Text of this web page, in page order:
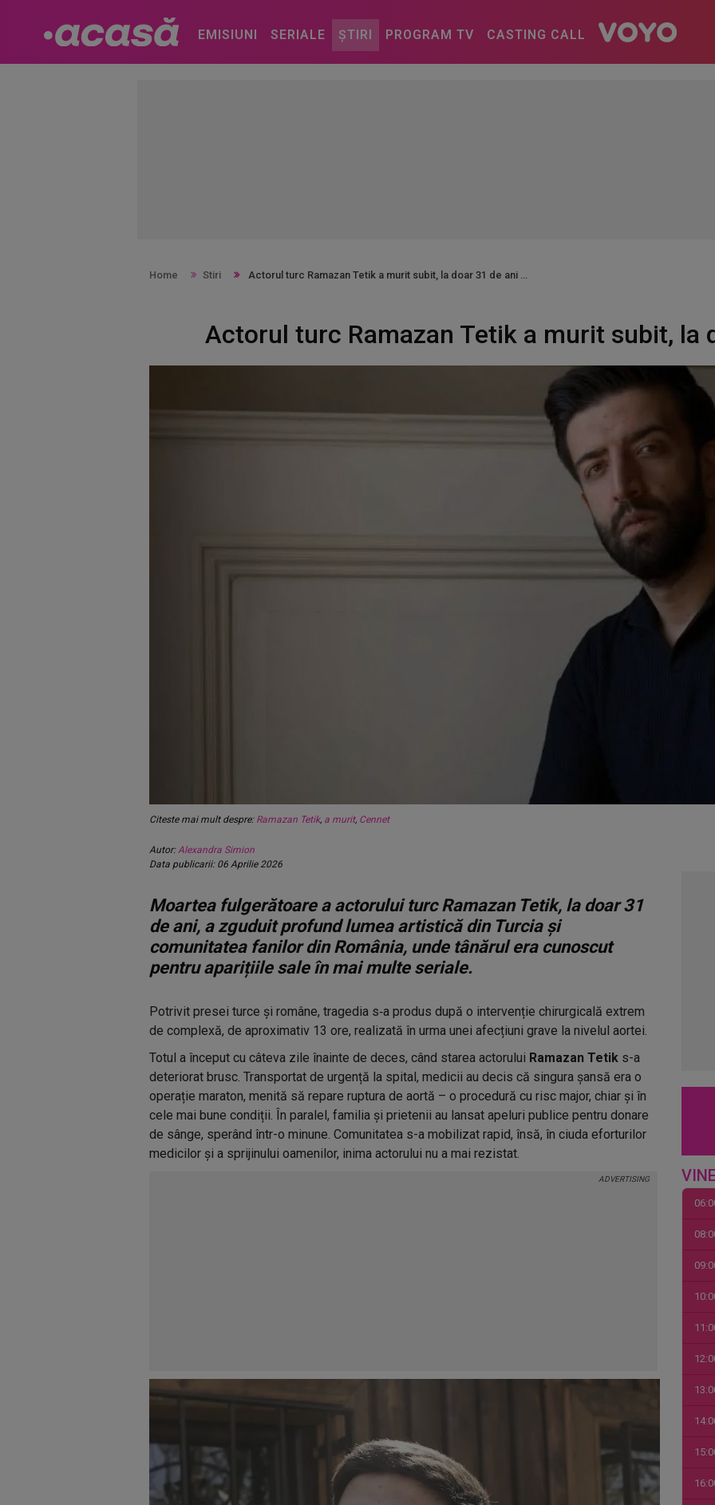
EMISIUNI SERIALE ȘTIRI PROGRAM TV CASTING CALL
Home Stiri Actorul turc Ramazan Tetik a murit subit, la doar 31 de ani
Actorul turc Ramazan Tetik a murit subit, la
Citeste mai mult despre: Ramazan Tetik, a murit, Cennet
Autor:Alexandra Simion
Data publicarii: 06 Aprilie 2026
Moartea fulgerătoare a actorului turc Ramazan Tetik, la doar 31
de ani, a zguduit profund lumea artistică din Turcia și
comunitatea fanilor din România, unde tânărul era cunoscut
pentru aparițiile sale în mai multe seriale.
Potrivit presei turce și române, tragedia s‑a produs după o intervenție chirurgicală extrem
de complexă, de aproximativ 13 ore, realizată în urma unei afecțiuni grave la nivelul aortei.
Totul a început cu câteva zile înainte de deces, când starea actorului Ramazan Tetik s-a
deteriorat brusc. Transportat de urgență la spital, medicii au decis că singura șansă era o
operație maraton, menită să repare ruptura de aortă – o procedură cu risc major, chiar și în
cele mai bune condiții. În paralel, familia și prietenii au lansat apeluri publice pentru donare
de sânge, sperând într-o minune. Comunitatea s-a mobilizat rapid, însă, în ciuda eforturilor
medicilor și a sprijinului oamenilor, inima actorului nu a mai rezistat.